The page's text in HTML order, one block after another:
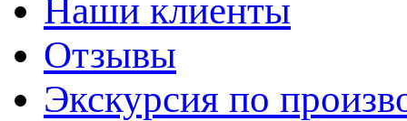
Наши клиенты
Отзывы
Экскурсия по